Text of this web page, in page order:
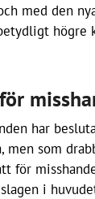
med den
högre
har
som
för
i